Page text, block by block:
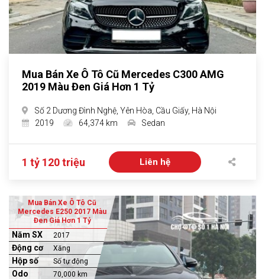
Mua Bán Xe Ô Tô Cũ Mercedes C300 AMG
2019 Màu Đen Giá Hơn 1 Tỷ
Số 2 Dương Đình Nghệ, Yên Hòa, Cầu Giấy, Hà Nội
2019
64,374 km Sedan
1 tỷ 120 triệu Liên hệ
Mua Bán Xe Ô Tô Cũ
Mercedes E250 2017 Màu
Đen Giá Hơn 1 Tỷ
Năm SX 2017
Động cơ Xăng
Hộp số Số tự động
Odo 70,000 km